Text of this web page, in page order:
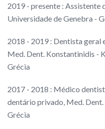
2019 - presente :
Universidade de Genebra -
2018 - 2019 : Dentista
Med. Dent. Konstantinidis -
Grécia
2017 - 2018 : Médico
dentário privado, Med.
Grécia